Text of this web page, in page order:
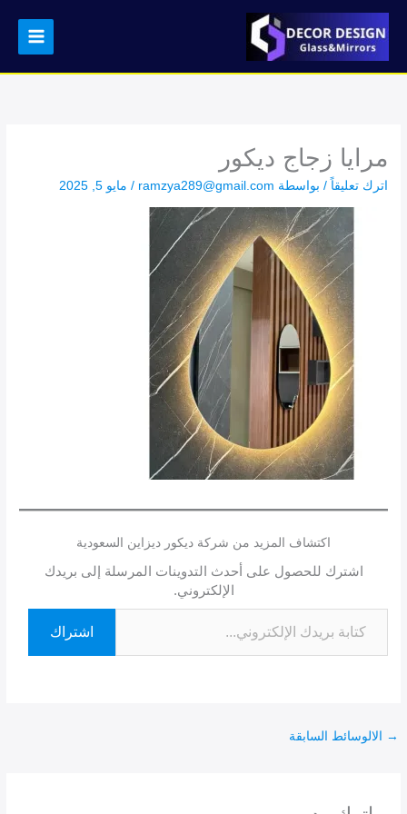
المحتوى
مرايا زجاج ديكور
اترك تعليقاً / بواسطة ramzya289@gmail.com
/ مايو 5, 2025
اكتشاف المزيد من شركة ديكور ديزاين السعودية
اشترك للحصول على أحدث التدوينات المرسلة إلى بريدك
الإلكتروني.
اشتراك
→ الالوسائط السابقة